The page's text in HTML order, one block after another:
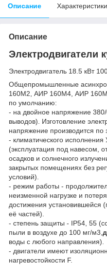
Описание Характеристики
Описание
Электродвигатели
Электродвигатель 18.5 кВт
Общепромышленные
160М2, АИР 160М4, АИР
по умолчанию:
- на двойное напряжение
выводов). Изготовление
напряжение производится по
- климатического
(эксплуатация под навесом,
осадков и солнечного
закрытых помещениях без
условий).
- режим работы -
неизменной нагрузке и
достижения установившейся
её частей).
- степень защиты - IP54, 55
пыли в воздухе до 100 мг/м3,
воды с любого направления).
- двигатели имеют
нагревостойкости F.